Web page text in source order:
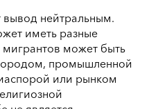
вывод нейтральным.
иметь разные
мигрантов может быть
промышленной
или рынком